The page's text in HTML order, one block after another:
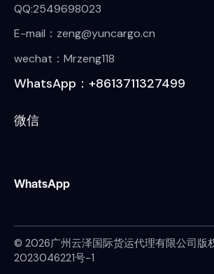
QQ:2549698023
E-mail：zeng@yuncargo.cn
wechat：Mrzeng118
WhatsApp：+8613711327499
微信
WhatsApp
© 2026广州云泽国际货运代理有限公司版
2023046221号-1